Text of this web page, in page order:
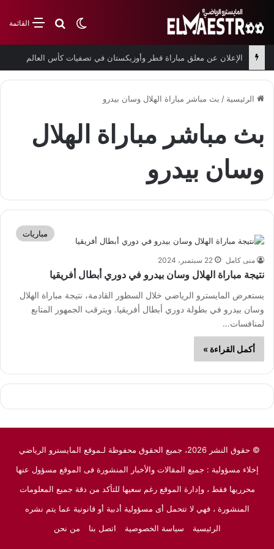
القائمةبحث عن
الوضع المظلم
الإعلان عن معلق مباراة قطر وأوزبكستان في تصفيات كأس العالم
الرئيسية / بث مباشر مباراة الهلال وسان بيدرو
بث مباشر مباراة الهلال
وسان بيدرو
مباريات
منى كامل 22 سبتمبر، 2024
نتيجة مباراة الهلال وسان بيدرو في دوري أبطال أفريقيا
يستعرض المايسترو الرياضي خلال السطور القادمة، نتيجة مباراة الهلال
وسان بيدرو في بطولة دوري أبطال أفريقيا. ويترقب الجمهور المتابع
لمنافسات…
أكمل القراءة »
© حقوق النشر 2026، جميع الحقوق محفوظة لـموقع المايسترو الرياضي
إخلاء مسؤولية : جميع المقالات والأخبار المنشورة فى الموقع مسؤول عنها
محرريها فقط ، وإدارة الموقع رغم سعيها للتأكد من دقة جميع المعلومات
المنشورة ، فهي لا تتحمل أى مسؤولية أدبية أو قانونية عما يتم نشره
الرئيسية
سياسة الخصوصية اتصل بنا من نحن